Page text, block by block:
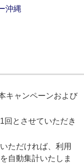
沖縄
キャンペーンおよび
回とさせていただき
ただければ、利用
自動集計いたしま